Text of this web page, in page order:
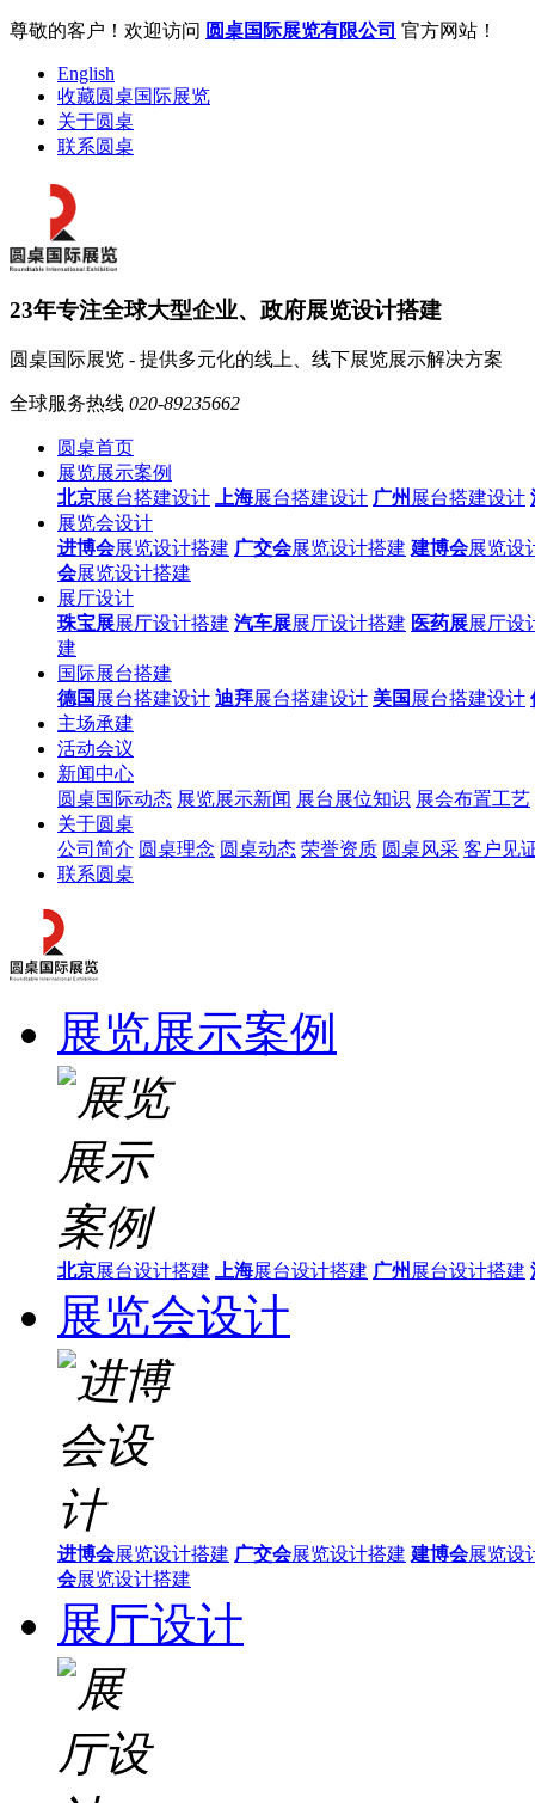
尊敬的客户！欢迎访问 圆桌国际展览有限公司 官方网站！
English
收藏圆桌国际展览
关于圆桌
联系圆桌
23年专注全球大型企业、政府展览设计搭建
圆桌国际展览 - 提供多元化的线上、线下展览展示解决方案
全球服务热线 020-89235662
圆桌首页
展览展示案例
北京展台搭建设计 上海展台搭建设计 广州 展台搭建设计
展览会设计
进博会展览设计搭建 广交会展览设计搭建 建博会展览设
会展览设计搭建
展厅设计
珠宝展展厅设计搭建 汽车展展厅设计搭建 医药展展厅设
建
国际展台搭建
德国 展台搭建设计 迪拜展台搭建设计 美国 展台搭建设计
主场承建
活动会议
新闻中心
圆桌国际动态 展览展示新闻 展台展位知识 展会布置工艺
关于圆桌
公司简介 圆桌理念 圆桌动态 荣誉资质 圆桌风采 客户见
联系圆桌
展览展示案例
北京展台设计搭建 上海展台设计搭建 广州 展台设计搭建
展览会设计
进博会展览设计搭建 广交会展览设计搭建 建博会展览设
会展览设计搭建
展厅设计